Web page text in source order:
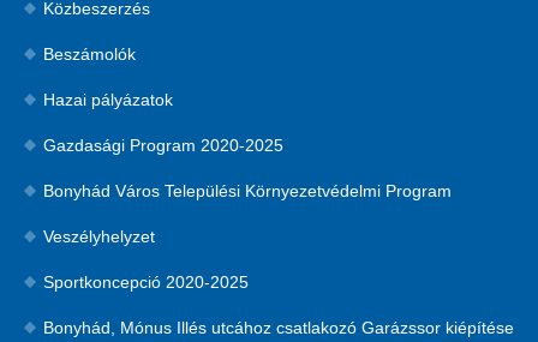
Közbeszerzés
Beszámolók
Hazai pályázatok
Gazdasági Program 2020-2025
Bonyhád Város Települési Környezetvédelmi Program
Veszélyhelyzet
Sportkoncepció 2020-2025
Bonyhád, Mónus Illés utcához csatlakozó Garázssor kiépítése